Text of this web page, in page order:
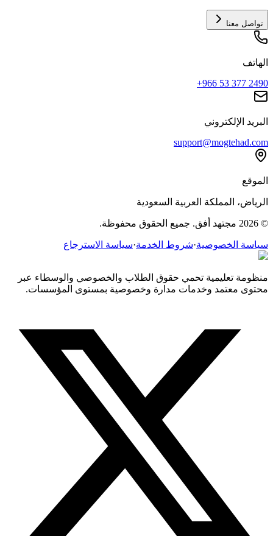
تواصل معنا
الهاتف
+966 53 377 2490
البريد الإلكتروني
support@mogtehad.com
الموقع
الرياض، المملكة العربية السعودية
© 2026 مجتهد أفق. جميع الحقوق محفوظة.
سياسة الخصوصية·شروط الخدمة·سياسة الاسترجاع
منظومة تعليمية تحمي حقوق الطلاب والخصوصي والوسطاء عبر
محتوى معتمد وخدمات مدارة وخصوصية بمستوى المؤسسات.